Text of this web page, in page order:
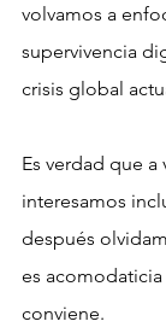
volvamos a
supervivencia
crisis global
Es verdad que a
interesamos
después
es
conviene.